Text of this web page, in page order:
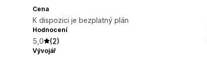
Cena
K dispozici je bezplatný plán
Hodnocení
5,0 (2)
Vývojář